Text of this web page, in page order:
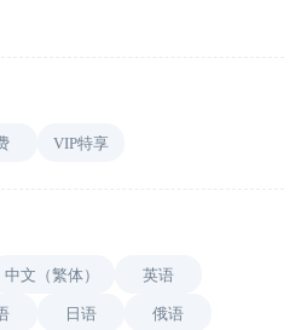
VIP特享
中文（繁体） 英语
日语 俄语